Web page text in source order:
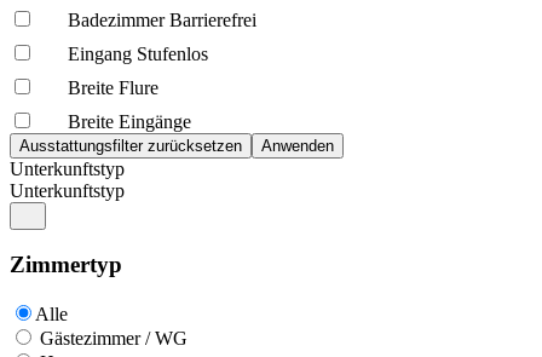
Badezimmer Barrierefrei
Eingang Stufenlos
Breite Flure
Breite Eingänge
Unterkunftstyp
Unterkunftstyp
Zimmertyp
Alle
Gästezimmer / WG